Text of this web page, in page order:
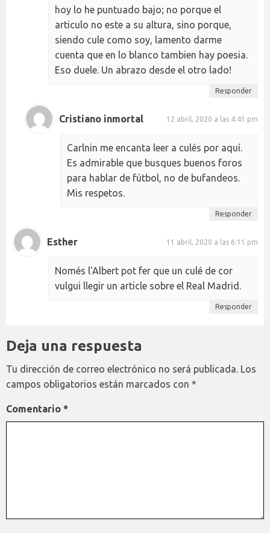
hoy lo he puntuado bajo; no porque el
articulo no este a su altura, sino porque,
siendo cule como soy, lamento darme
cuenta que en lo blanco tambien hay poesia.
Eso duele. Un abrazo desde el otro lado!
Responder
Cristiano inmortal 12 abril, 2020 a las 4:41 pm
Carlnin me encanta leer a culés por aquí.
Es admirable que busques buenos foros
para hablar de fútbol, no de bufandeos.
Mis respetos.
Responder
Esther 11 abril, 2020 a las 6:11 pm
Només l'Albert pot fer que un culé de cor
vulgui llegir un article sobre el Real Madrid.
Responder
Deja una respuesta
Tu dirección de correo electrónico no será publicada. Los
campos obligatorios están marcados con *
Comentario *